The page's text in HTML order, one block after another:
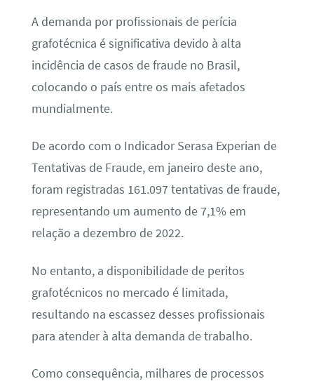
A demanda por profissionais de perícia
grafotécnica é significativa devido à alta
incidência de casos de fraude no Brasil,
colocando o país entre os mais afetados
mundialmente.
De acordo com o Indicador Serasa Experian de
Tentativas de Fraude, em janeiro deste ano,
foram registradas 161.097 tentativas de fraude,
representando um aumento de 7,1% em
relação a dezembro de 2022.
No entanto, a disponibilidade de peritos
grafotécnicos no mercado é limitada,
resultando na escassez desses profissionais
para atender à alta demanda de trabalho.
Como consequência, milhares de processos